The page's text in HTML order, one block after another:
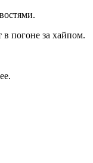
погоне за хайпом.